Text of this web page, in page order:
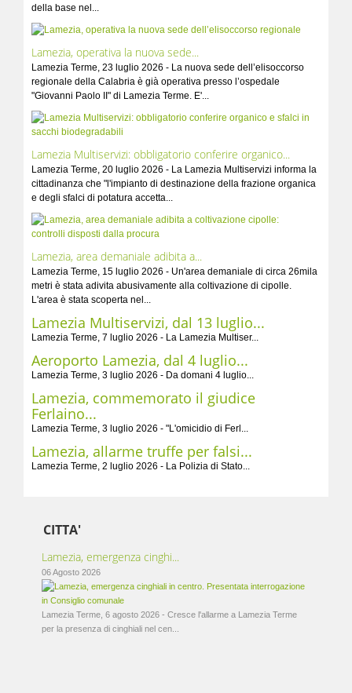
della base nel...
Lamezia, operativa la nuova sede...
Lamezia Terme, 23 luglio 2026 - La nuova sede dell’elisoccorso
regionale della Calabria è già operativa presso l’ospedale
"Giovanni Paolo II" di Lamezia Terme. E'...
Lamezia Multiservizi: obbligatorio conferire organico...
Lamezia Terme, 20 luglio 2026 - La Lamezia Multiservizi informa la
cittadinanza che "l'impianto di destinazione della frazione organica
e degli sfalci di potatura accetta...
Lamezia, area demaniale adibita a...
Lamezia Terme, 15 luglio 2026 - Un'area demaniale di circa 26mila
metri è stata adivita abusivamente alla coltivazione di cipolle.
L'area è stata scoperta nel...
Lamezia Multiservizi, dal 13 luglio...
Lamezia Terme, 7 luglio 2026 - La Lamezia Multiser...
Aeroporto Lamezia, dal 4 luglio...
Lamezia Terme, 3 luglio 2026 - Da domani 4 luglio...
Lamezia, commemorato il giudice
Ferlaino...
Lamezia Terme, 3 luglio 2026 - "L'omicidio di Ferl...
Lamezia, allarme truffe per falsi...
Lamezia Terme, 2 luglio 2026 - La Polizia di Stato...
CITTA'
Lamezia, emergenza cinghi...
06 Agosto 2026
Lamezia Terme, 6 agosto 2026 - Cresce l'allarme a Lamezia Terme
per la presenza di cinghiali nel cen...